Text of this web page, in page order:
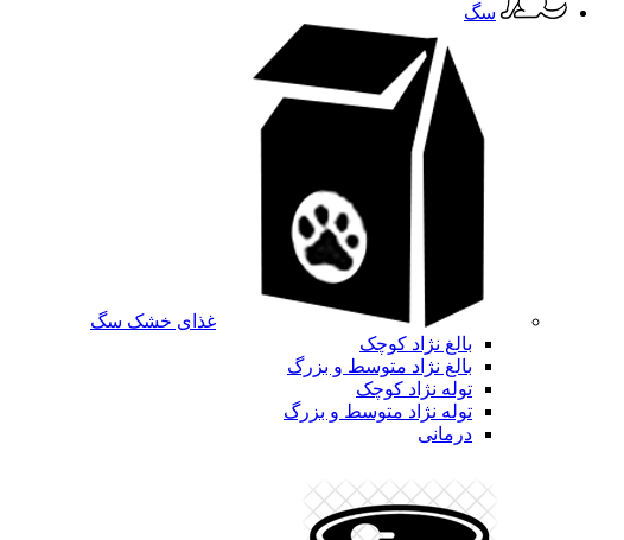
سگ
غذای خشک سگ
بالغ نژاد کوچک
بالغ نژاد متوسط و بزرگ
توله نژاد کوچک
توله نژاد متوسط و بزرگ
درمانی